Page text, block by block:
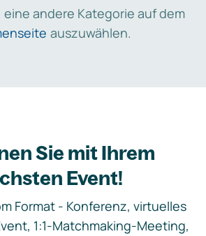
eine andere Kategorie auf dem
auszuwählen.
Sie mit Ihrem
Event!
Format - Konferenz, virtuelles
1:1-Matchmaking-Meeting,